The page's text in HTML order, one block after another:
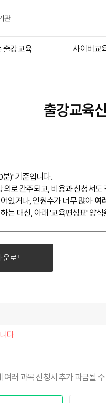
출강교육
신청하기
좌신청
사이버교
공공기관통
출강교육
)' 기준입니다.
의로 간주되고, 비용과 신청서
있거나, 인원수가 너무 많아여
는 대신, 아래 '교육편성표' 양
운로드
다
여러 과목 신청시 추가 과금될